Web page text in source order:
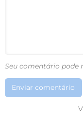
Seu comentário pode
Enviar comentário